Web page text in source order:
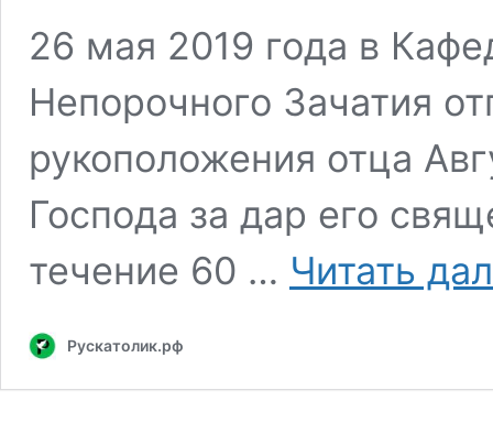
26 мая 2019 года в
Непорочного Зачатия
рукоположения отца
Господа за дар его
течение 60 … Читать
Рускатолик.рф